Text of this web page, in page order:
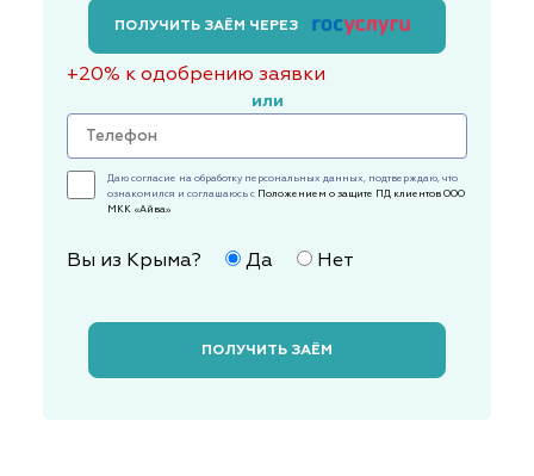
ПОЛУЧИТЬ ЗАЁМ ЧЕРЕЗ
+20% к одобрению заявки
или
Даю согласие на обработку персональных данных, подтверждаю, что
ознакомился и соглашаюсь с Положением о защите ПД клиентов ООО
МКК «Айва»
Вы из Крыма? Да Нет
ПОЛУЧИТЬ ЗАЁМ